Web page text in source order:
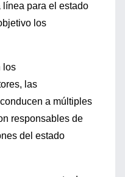
para el estado
los
los
las
a múltiples
responsables de
del estado